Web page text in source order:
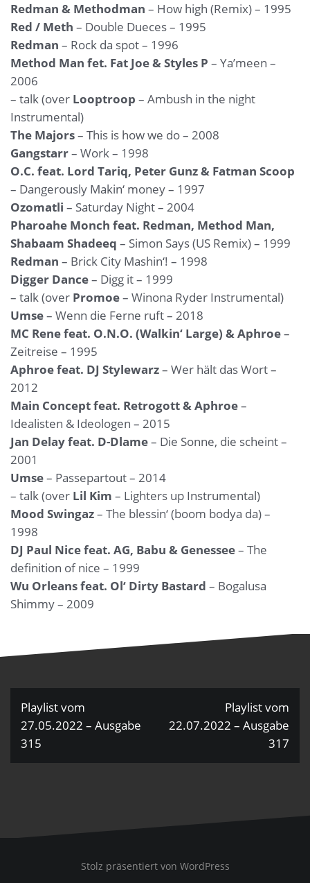
Redman & Methodman – How high (Remix) – 1995
Red / Meth – Double Dueces – 1995
Redman – Rock da spot – 1996
Method Man fet. Fat Joe & Styles P – Ya’meen –
2006
– talk (over Looptroop – Ambush in the night
Instrumental)
The Majors– This is how we do – 2008
Gangstarr– Work – 1998
O.C. feat. Lord Tariq, Peter Gunz & Fatman Scoop
– Dangerously Makin‘ money – 1997
Ozomatli – Saturday Night – 2004
Pharoahe Monch feat. Redman, Method Man,
Shabaam Shadeeq – Simon Says (US Remix) – 1999
Redman – Brick City Mashin‘! – 1998
Digger Dance– Digg it – 1999
– talk (over Promoe– Winona Ryder Instrumental)
Umse– Wenn die Ferne ruft – 2018
MC Rene feat. O.N.O. (Walkin‘ Large) & Aphroe–
Zeitreise – 1995
Aphroe feat. DJ Stylewarz– Wer hält das Wort –
2012
Main Concept feat. Retrogott & Aphroe–
Idealisten & Ideologen – 2015
Jan Delay feat. D-Dlame– Die Sonne, die scheint –
2001
Umse– Passepartout – 2014
– talk (over Lil Kim – Lighters up Instrumental)
Mood Swingaz– The blessin‘ (boom bodya da) –
1998
DJ Paul Nice feat. AG, Babu & Genessee– The
definition of nice – 1999
Wu Orleans feat. Ol‘ Dirty Bastard – Bogalusa
Shimmy – 2009
Beitragsnavigation
Playlist vom
27.05.2022 – Ausgabe
315
Playlist vom
22.07.2022 – Ausgabe
317
Stolz präsentiert von WordPress